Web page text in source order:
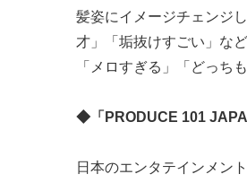
髪姿にイメージチェンジ
才」「垢抜けすごい」な
「メロすぎる」「どっち
◆「PRODUCE 101
日本のエンタテインメン